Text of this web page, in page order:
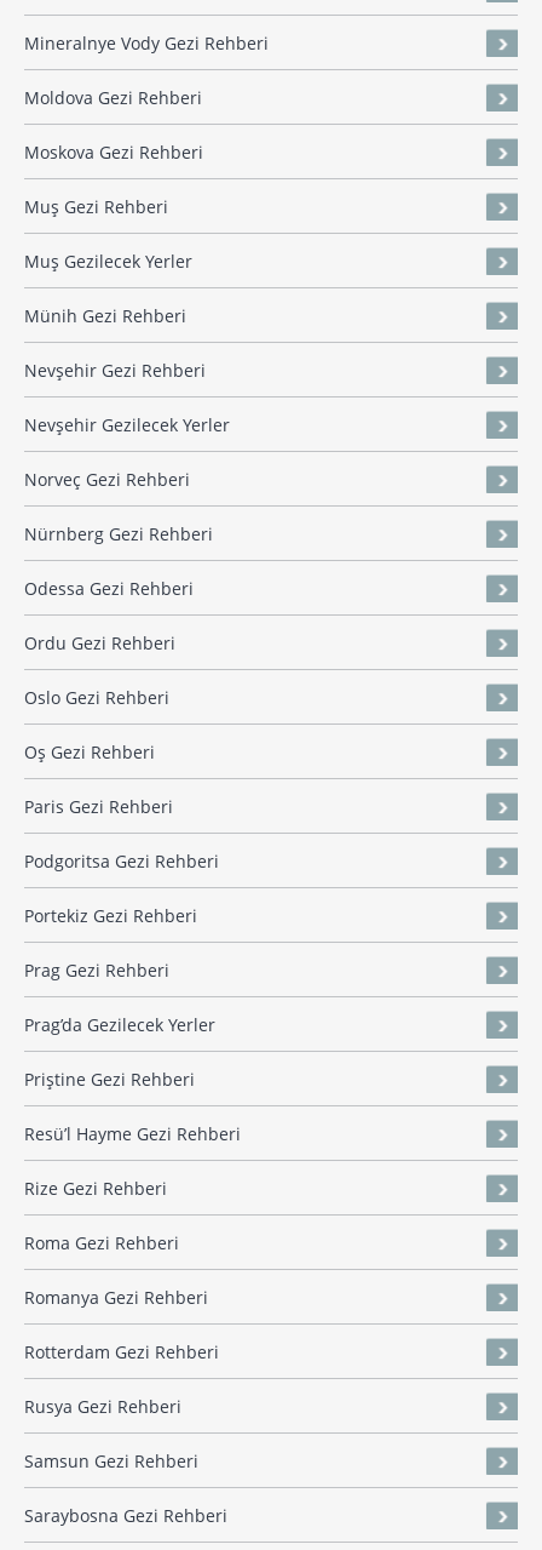
Mineralnye Vody Gezi Rehberi
Moldova Gezi Rehberi
Moskova Gezi Rehberi
Muş Gezi Rehberi
Muş Gezilecek Yerler
Münih Gezi Rehberi
Nevşehir Gezi Rehberi
Nevşehir Gezilecek Yerler
Norveç Gezi Rehberi
Nürnberg Gezi Rehberi
Odessa Gezi Rehberi
Ordu Gezi Rehberi
Oslo Gezi Rehberi
Oş Gezi Rehberi
Paris Gezi Rehberi
Podgoritsa Gezi Rehberi
Portekiz Gezi Rehberi
Prag Gezi Rehberi
Prag’da Gezilecek Yerler
Priştine Gezi Rehberi
Resü’l Hayme Gezi Rehberi
Rize Gezi Rehberi
Roma Gezi Rehberi
Romanya Gezi Rehberi
Rotterdam Gezi Rehberi
Rusya Gezi Rehberi
Samsun Gezi Rehberi
Saraybosna Gezi Rehberi